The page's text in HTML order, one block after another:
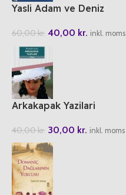
Yasli Adam ve Deniz
60,00kr. 40,00 kr. inkl. moms
Arkakapak Yazilari
40,00kr. 30,00 kr. inkl. moms